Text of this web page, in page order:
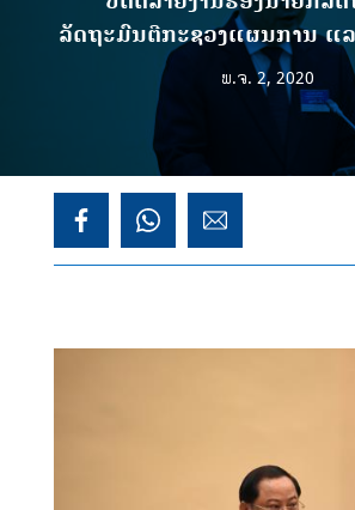
ລັດຖະມົນຕີກະຊວງແຜນການ ແ
ພ.ຈ. 2, 2020